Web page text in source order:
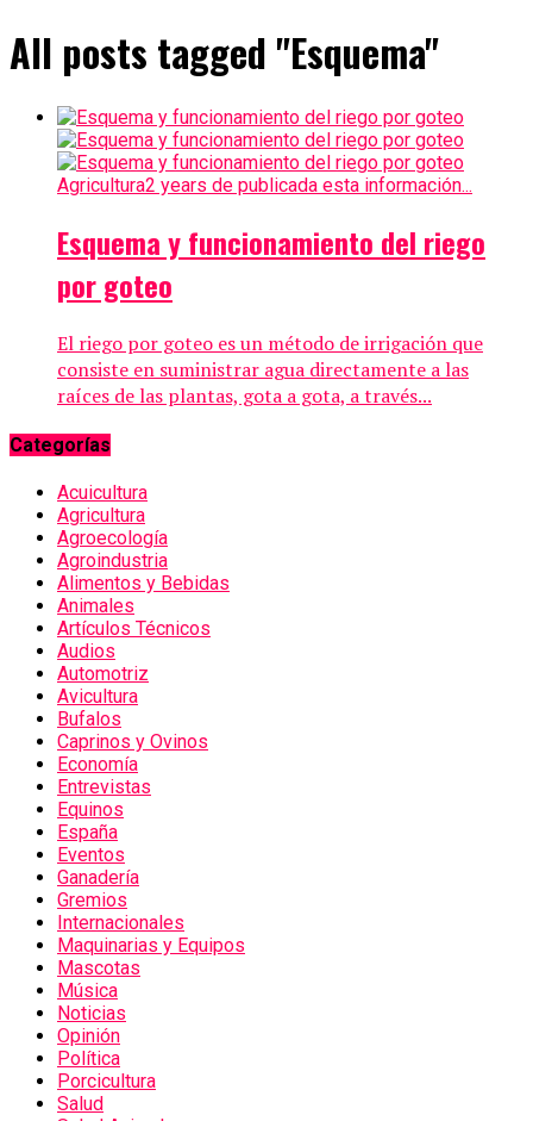
All posts tagged "Esquema"
Agricultura2 years de publicada esta información...
Esquema y funcionamiento del riego
por goteo
El riego por goteo es un método de irrigación que
consiste en suministrar agua directamente a las
raíces de las plantas, gota a gota, a través...
Categorías
Acuicultura
Agricultura
Agroecología
Agroindustria
Alimentos y Bebidas
Animales
Artículos Técnicos
Audios
Automotriz
Avicultura
Bufalos
Caprinos y Ovinos
Economía
Entrevistas
Equinos
España
Eventos
Ganadería
Gremios
Internacionales
Maquinarias y Equipos
Mascotas
Música
Noticias
Opinión
Política
Porcicultura
Salud